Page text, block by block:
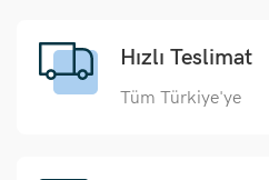
Hızlı Teslimat
Tüm Türkiye'ye